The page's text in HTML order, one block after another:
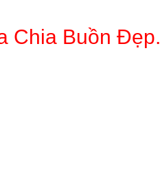
Chia Buồn Đẹp.